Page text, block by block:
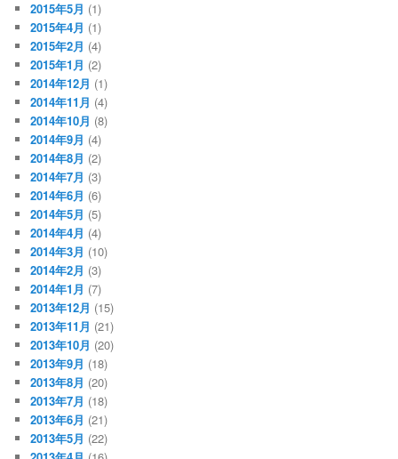
2015年5月 (1)
2015年4月 (1)
2015年2月 (4)
2015年1月 (2)
2014年12月 (1)
2014年11月 (4)
2014年10月 (8)
2014年9月 (4)
2014年8月 (2)
2014年7月 (3)
2014年6月 (6)
2014年5月 (5)
2014年4月 (4)
2014年3月 (10)
2014年2月 (3)
2014年1月 (7)
2013年12月 (15)
2013年11月 (21)
2013年10月 (20)
2013年9月 (18)
2013年8月 (20)
2013年7月 (18)
2013年6月 (21)
2013年5月 (22)